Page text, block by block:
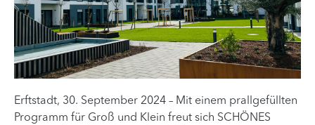
Erftstadt, 30. September 2024 – Mit einem prallgefüllten
Programm für Groß und Klein freut sich SCHÖNES